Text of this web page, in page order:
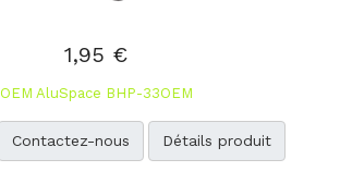
1,95 €
OEM AluSpace BHP-33OEM
Contactez-nous Détails produit